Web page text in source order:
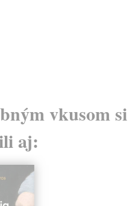
vkusom si
aj: